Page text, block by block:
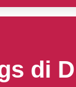
di